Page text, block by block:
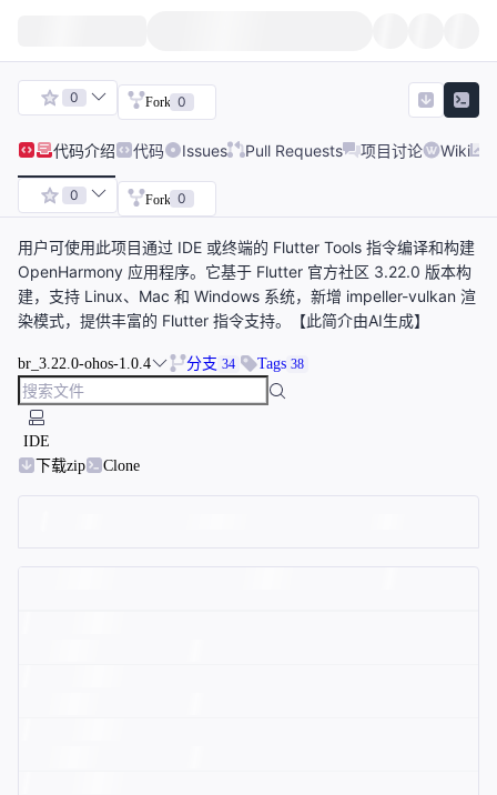
0 Fork 0
代码介绍 代码 Issues Pull Requests 项目讨论 Wiki
0 Fork 0
用户可使用此项目通过 IDE 或终端的 Flutter Tools 指令编译和构建
OpenHarmony 应用程序。它基于 Flutter 官方社区 3.22.0 版本构
建，支持 Linux、Mac 和 Windows 系统，新增 impeller-vulkan 渲
染模式，提供丰富的 Flutter 指令支持。【此简介由AI生成】
br_3.22.0-ohos-1.0.4 分支 34 Tags 38
IDE
下载zip
Clone